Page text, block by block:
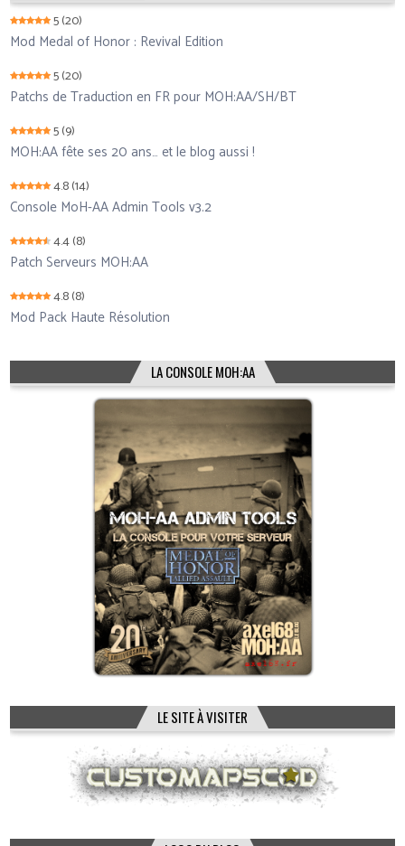
5(20)
Mod Medal of Honor : Revival Edition
5(20)
Patchs de Traduction en FR pour MOH:AA/SH/BT
5(9)
MOH:AA fête ses 20 ans… et le blog aussi !
4.8(14)
Console MoH-AA Admin Tools v3.2
4.4(8)
Patch Serveurs MOH:AA
4.8(8)
Mod Pack Haute Résolution
LA CONSOLE MOH:AA
LE SITE À VISITER